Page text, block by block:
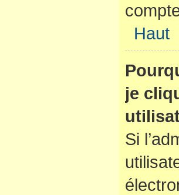
Haut
je
Si